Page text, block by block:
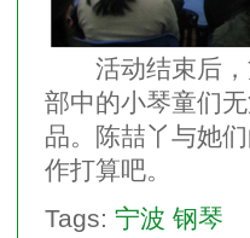
活动结束后，
部中的小琴童们
品。陈喆丫与她
作打算吧。
Tags: 宁波 钢琴